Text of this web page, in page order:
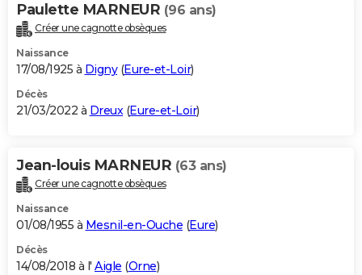
Paulette MARNEUR (96 ans)
Créer une cagnotte obsèques
Naissance
17/08/1925 à Digny(Eure-et-Loir)
Décès
21/03/2022 à Dreux(Eure-et-Loir)
Jean-louis MARNEUR (63 ans)
Créer une cagnotte obsèques
Naissance
01/08/1955 à Mesnil-en-Ouche (Eure)
Décès
14/08/2018 à l' Aigle (Orne)